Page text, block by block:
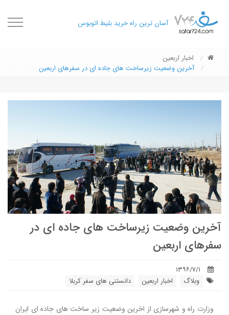
آسان ترین راه خرید بلیط اتوبوس
اخبار اربعین
آخرین وضعیت زیرساخت های جاده ای در سفرهای اربعین
آخرین وضعیت زیرساخت های جاده ای در
سفرهای اربعین
۱۳۹۶/۷/۱
وبلاگ
اخبار اربعین دانستنی های سفر کربلا
وزارت راه و شهرسازی از اخرین وضعیت زیر ساخت های جاده ای ایران